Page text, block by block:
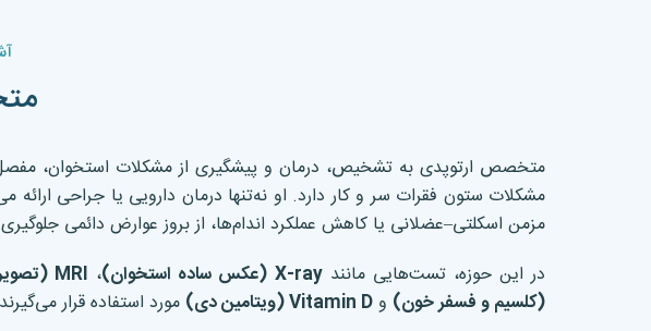
متخصص ارتوپدی به تشخیص، درمان و پیشگیری از مشکلات استخوان،
مشکلات ستون فقرات سر و کار دارد. او نه‌تنها درمان دارویی یا جراحی
مزمن اسکلتی–عضلانی یا کاهش عملکرد اندام‌ها، از بروز عوارض دائمی
در این حوزه، تست‌هایی مانندX-ray ( عکس ساده استخوان)، MRI (
(کلسیم و فسفر خون) وVitamin D ( ویتامین دی) مورد استفاده قرار